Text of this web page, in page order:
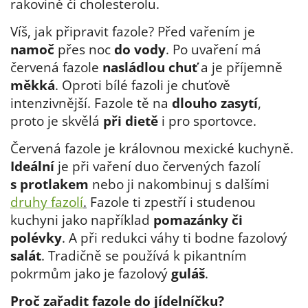
rakovině či cholesterolu.
Víš, jak připravit fazole? Před vařením je
namoč přes noc do vody. Po uvaření má
červená fazole nasládlou chuťa je příjemně
měkká. Oproti bílé fazoli je chuťově
intenzivnější. Fazole tě na dlouho zasytí,
proto je skvělá při dietě i pro sportovce.
Červená fazole je královnou mexické kuchyně.
Ideálníje při vaření duo červených fazolí
s protlakem nebo ji nakombinuj s dalšími
druhy fazolí. Fazole ti zpestří i studenou
kuchyni jako například pomazánky či
polévky. A při redukci váhy ti bodne fazolový
salát. Tradičně se používá k pikantním
pokrmům jako je fazolový guláš.
Proč zařadit fazole do jídelníčku?